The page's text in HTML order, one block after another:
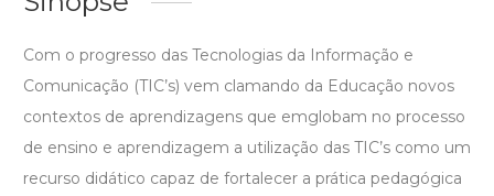
Com o progresso das Tecnologias da Informação e
Comunicação (TIC’s) vem clamando da Educação novos
contextos de aprendizagens que emglobam no processo
de ensino e aprendizagem a utilização das TIC’s como um
recurso didático capaz de fortalecer a prática pedagógica